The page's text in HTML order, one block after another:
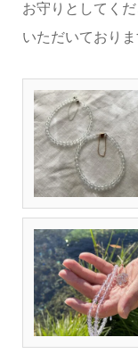
お守りとしてく
いただいておりま